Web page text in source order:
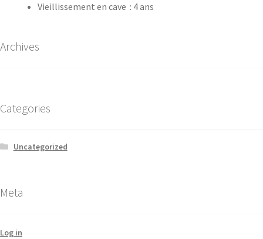
Vieillissement en cave : 4 ans
Archives
Categories
Uncategorized
Meta
Log in